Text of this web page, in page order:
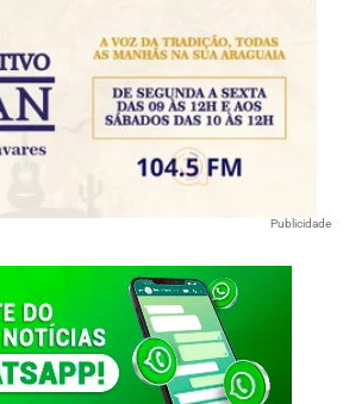
Publicidade